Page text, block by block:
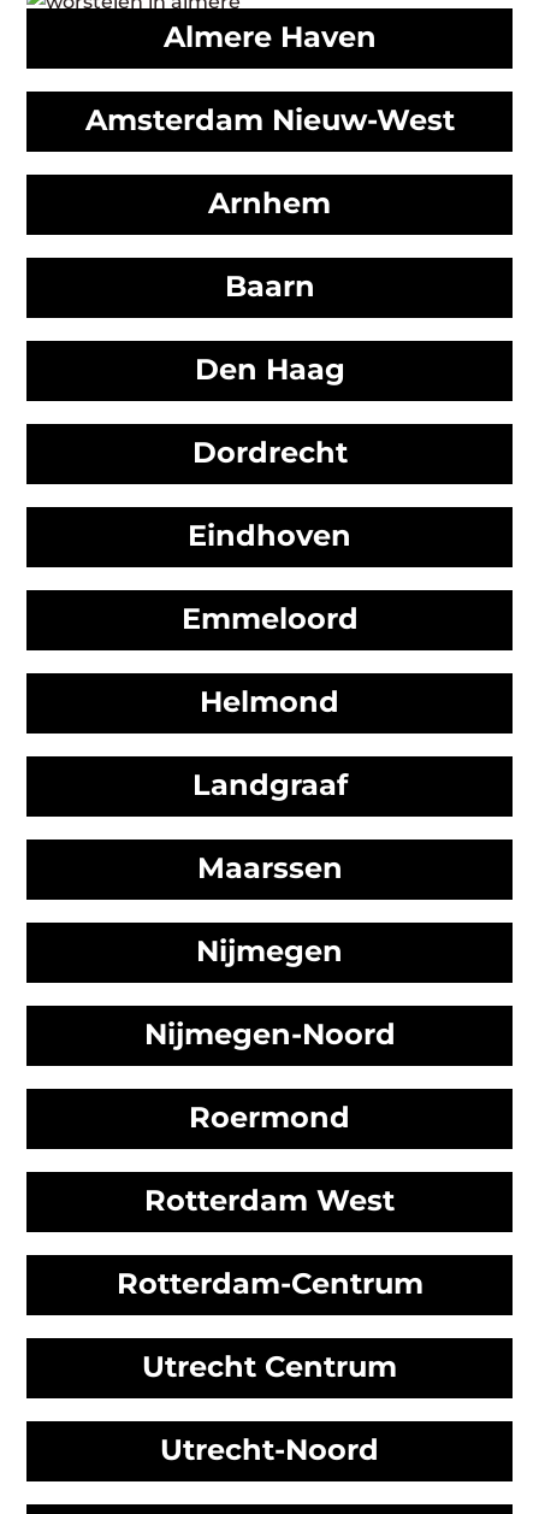
Almere Haven
Amsterdam Nieuw-West
Arnhem
Baarn
Den Haag
Dordrecht
Eindhoven
Emmeloord
Helmond
Landgraaf
Maarssen
Nijmegen
Nijmegen-Noord
Roermond
Rotterdam West
Rotterdam-Centrum
Utrecht Centrum
Utrecht-Noord